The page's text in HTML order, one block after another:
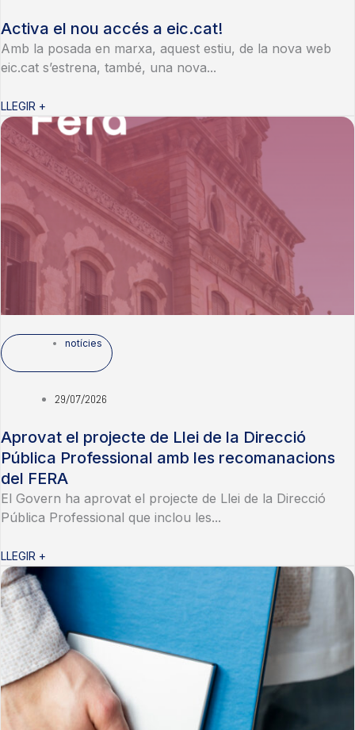
Activa el nou accés a eic.cat!
Amb la posada en marxa, aquest estiu, de la nova web
eic.cat s’estrena, també, una nova...
LLEGIR +
notícies
29/07/2026
Aprovat el projecte de Llei de la Direcció
Pública Professional amb les recomanacions
del FERA
El Govern ha aprovat el projecte de Llei de la Direcció
Pública Professional que inclou les...
LLEGIR +